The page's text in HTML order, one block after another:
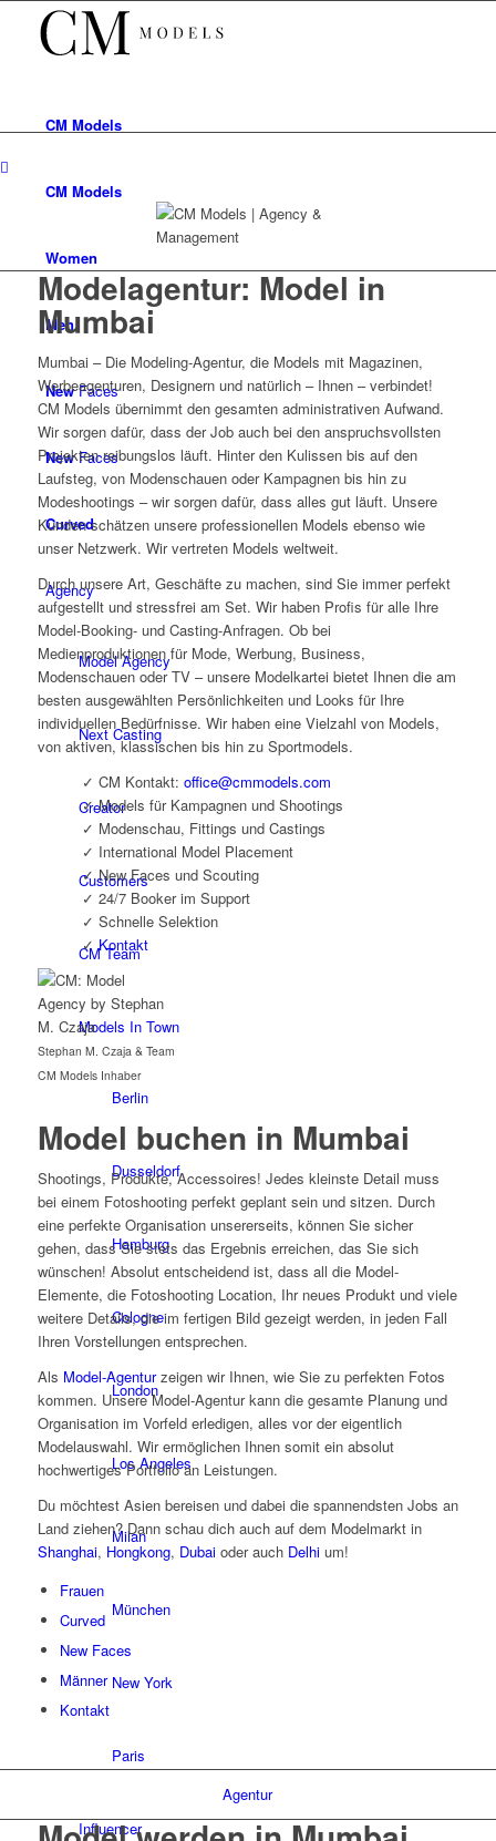
CM Models
CM Models
Women
Men
NewFaces
NewFaces
Curved
Agency
Model Agency
Next Casting
Creator
Customers
CM Team
Models In Town
Berlin
Dusseldorf
Hamburg
Cologne
London
Los Angeles
Milan
München
New York
Paris
Influencer
Modelagentur: Model in
Mumbai
Mumbai – Die Modeling-Agentur, die Models mit Magazinen,
Werbeagenturen, Designern und natürlich – Ihnen – verbindet!
CM Models übernimmt den gesamten administrativen Aufwand.
Wir sorgen dafür, dass der Job auch bei den anspruchsvollsten
Projekten reibungslos läuft. Hinter den Kulissen bis auf den
Laufsteg, von Modenschauen oder Kampagnen bis hin zu
Modeshootings – wir sorgen dafür, dass alles gut läuft. Unsere
Kunden schätzen unsere professionellen Models ebenso wie
unser Netzwerk. Wir vertreten Models weltweit.
Durch unsere Art, Geschäfte zu machen, sind Sie immer perfekt
aufgestellt und stressfrei am Set. Wir haben Profis für alle Ihre
Model-Booking- und Casting-Anfragen. Ob bei
Medienproduktionen für Mode, Werbung, Business,
Modenschauen oder TV – unsere Modelkartei bietet Ihnen die am
besten ausgewählten Persönlichkeiten und Looks für Ihre
individuellen Bedürfnisse. Wir haben eine Vielzahl von Models,
von aktiven, klassischen bis hin zu Sportmodels.
✓ CM Kontakt: office@cmmodels.com
✓ Models für Kampagnen und Shootings
✓ Modenschau, Fittings und Castings
✓ International Model Placement
✓ New Faces und Scouting
✓ 24/7 Booker im Support
✓ Schnelle Selektion
✓Kontakt
Stephan M. Czaja & Team
CM Models Inhaber
Model buchen in Mumbai
Shootings, Produkte, Accessoires! Jedes kleinste Detail muss
bei einem Fotoshooting perfekt geplant sein und sitzen. Durch
eine perfekte Organisation unsererseits, können Sie sicher
gehen, dass Sie stets das Ergebnis erreichen, das Sie sich
wünschen! Absolut entscheidend ist, dass all die Model-
Elemente, die Fotoshooting Location, Ihr neues Produkt und viele
weitere Details, die im fertigen Bild gezeigt werden, in jeden Fall
Ihren Vorstellungen entsprechen.
Als Model-Agenturzeigen wir Ihnen, wie Sie zu perfekten Fotos
kommen. Unsere Model-Agentur kann die gesamte Planung und
Organisation im Vorfeld erledigen, alles vor der eigentlich
Modelauswahl. Wir ermöglichen Ihnen somit ein absolut
hochwertiges Portfolio an Leistungen.
Du möchtest Asien bereisen und dabei die spannendsten Jobs an
Land ziehen? Dann schau dich auch auf dem Modelmarkt in
Shanghai, Hongkong, Dubaioder auch Delhium!
Frauen
Curved
New Faces
Männer
Kontakt
Agentur